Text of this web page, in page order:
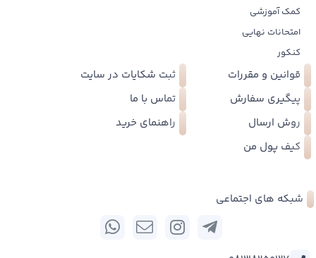
کمک آموزشی
امتحانات نهایی
کنکور
قوانین و مقررات
ثبت شکایات در سایت
پیگیری سفارش
تماس با ما
روش ارسال
راهنمای خرید
کیف پول من
شبکه های اجتماعی